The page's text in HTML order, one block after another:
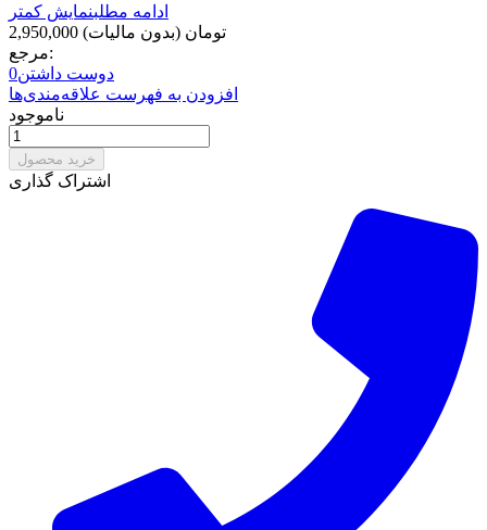
ادامه مطلبنمایش کمتر
2,950,000 تومان (بدون مالیات)
مرجع:
دوست داشتن0
افزودن به فهرست علاقه‌مندی‌ها
ناموجود
خرید محصول
اشتراک گذاری